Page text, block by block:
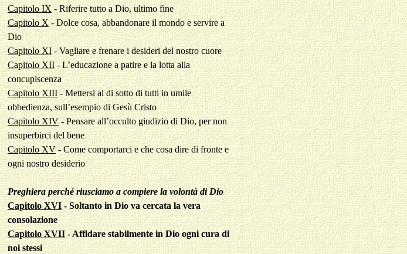
Capitolo IX- Riferire tutto a Dio, ultimo fine
Capitolo X - Dolce cosa, abbandonare il mondo e servire a
Dio
Capitolo XI- Vagliare e frenare i desideri del nostro cuore
Capitolo XII- L’educazione a patire e la lotta alla
concupiscenza
Capitolo XIII - Mettersi al di sotto di tutti in umile
obbedienza, sull’esempio di Gesù Cristo
Capitolo XIV- Pensare all’occulto giudizio di Dio, per non
insuperbirci del bene
Capitolo XV - Come comportarci e che cosa dire di fronte e
ogni nostro desiderio
Preghiera perché riusciamo a compiere la volontà di Dio
Capitolo XVI- Soltanto in Dio va cercata la vera
consolazione
Capitolo XVII - Affidare stabilmente in Dio ogni cura di
noi stessi